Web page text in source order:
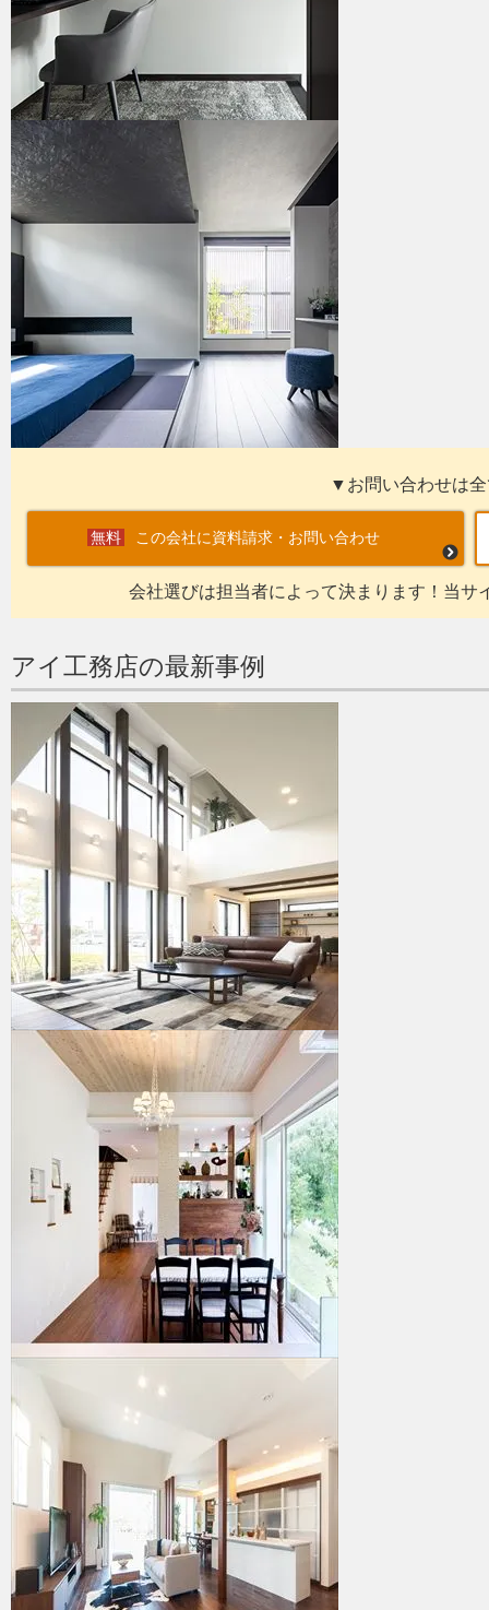
▼お問い合わせは
この会社に資料請求・お問い合わせ
会社選びは担当者によって決まります！当サ
アイ工務店の最新事例